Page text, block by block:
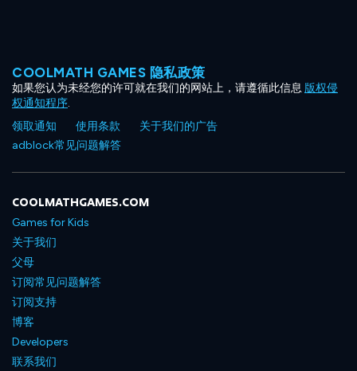
COOLMATH GAMES 隐私政策
如果您认为未经您的许可就在我们的网站上，请遵循此信息版权侵
权通知程序.
领取通知
使用条款
关于我们的广告
adblock常见问题解答
COOLMATHGAMES.COM
Games for Kids
关于我们
父母
订阅常见问题解答
订阅支持
博客
Developers
联系我们